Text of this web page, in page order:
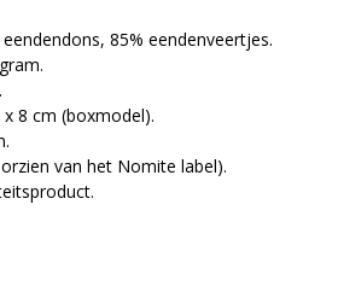
85% eendenveertjes.
8 cm (boxmodel).
van het Nomite label).